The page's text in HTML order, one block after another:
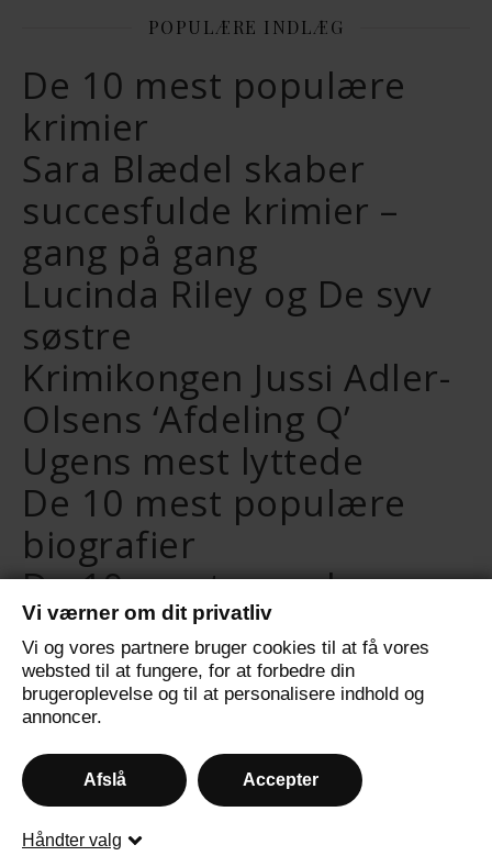
Vi værner om dit privatliv
Vi og vores partnere bruger cookies til at få vores
websted til at fungere, for at forbedre din
brugeroplevelse og til at personalisere indhold og
annoncer.
Afslå Accepter
Håndter valg
POPULÆRE INDLÆG
De 10 mest populære
krimier
Sara Blædel skaber
succesfulde krimier –
gang på gang
Lucinda Riley og De syv
søstre
Krimikongen Jussi Adler-
Olsens ‘Afdeling Q’
Ugens mest lyttede
De 10 mest populære
biografier
De 10 mest populære
selvudviklingsbøger
De 10 mest populære
fantasybøger